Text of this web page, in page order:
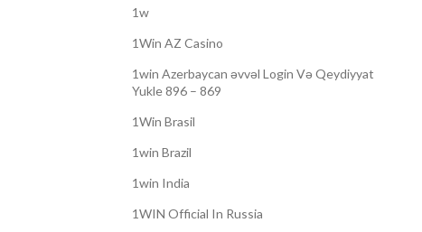
1w
1Win AZ Casino
1win Azerbaycan əvvəl Login Və Qeydiyyat
Yukle 896 – 869
1Win Brasil
1win Brazil
1win India
1WIN Official In Russia